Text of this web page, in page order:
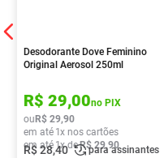
Desodorante Dove Feminino
Original Aerosol 250ml
R$ 29,00no PIX
ou R$ 29,90
em até 1x nos cartões
em até 1x deR$ 29,90
R$28,40 para assinantes